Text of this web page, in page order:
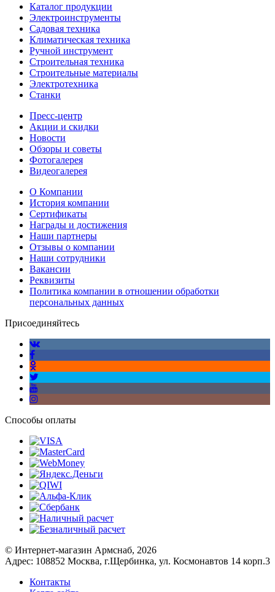
Каталог продукции
Электроинструменты
Садовая техника
Климатическая техника
Ручной инструмент
Строительная техника
Строительные материалы
Электротехника
Станки
Пресс-центр
Акции и скидки
Новости
Обзоры и советы
Фотогалерея
Видеогалерея
О Компании
История компании
Сертификаты
Награды и достижения
Наши партнеры
Отзывы о компании
Наши сотрудники
Вакансии
Реквизиты
Политика компании в отношении обработки
персональных данных
Присоединяйтесь
Способы оплаты
© Интернет-магазин Армснаб, 2026
Адрес: 108852 Москва, г.Щербинка, ул. Космонавтов 14 корп.3
Контакты